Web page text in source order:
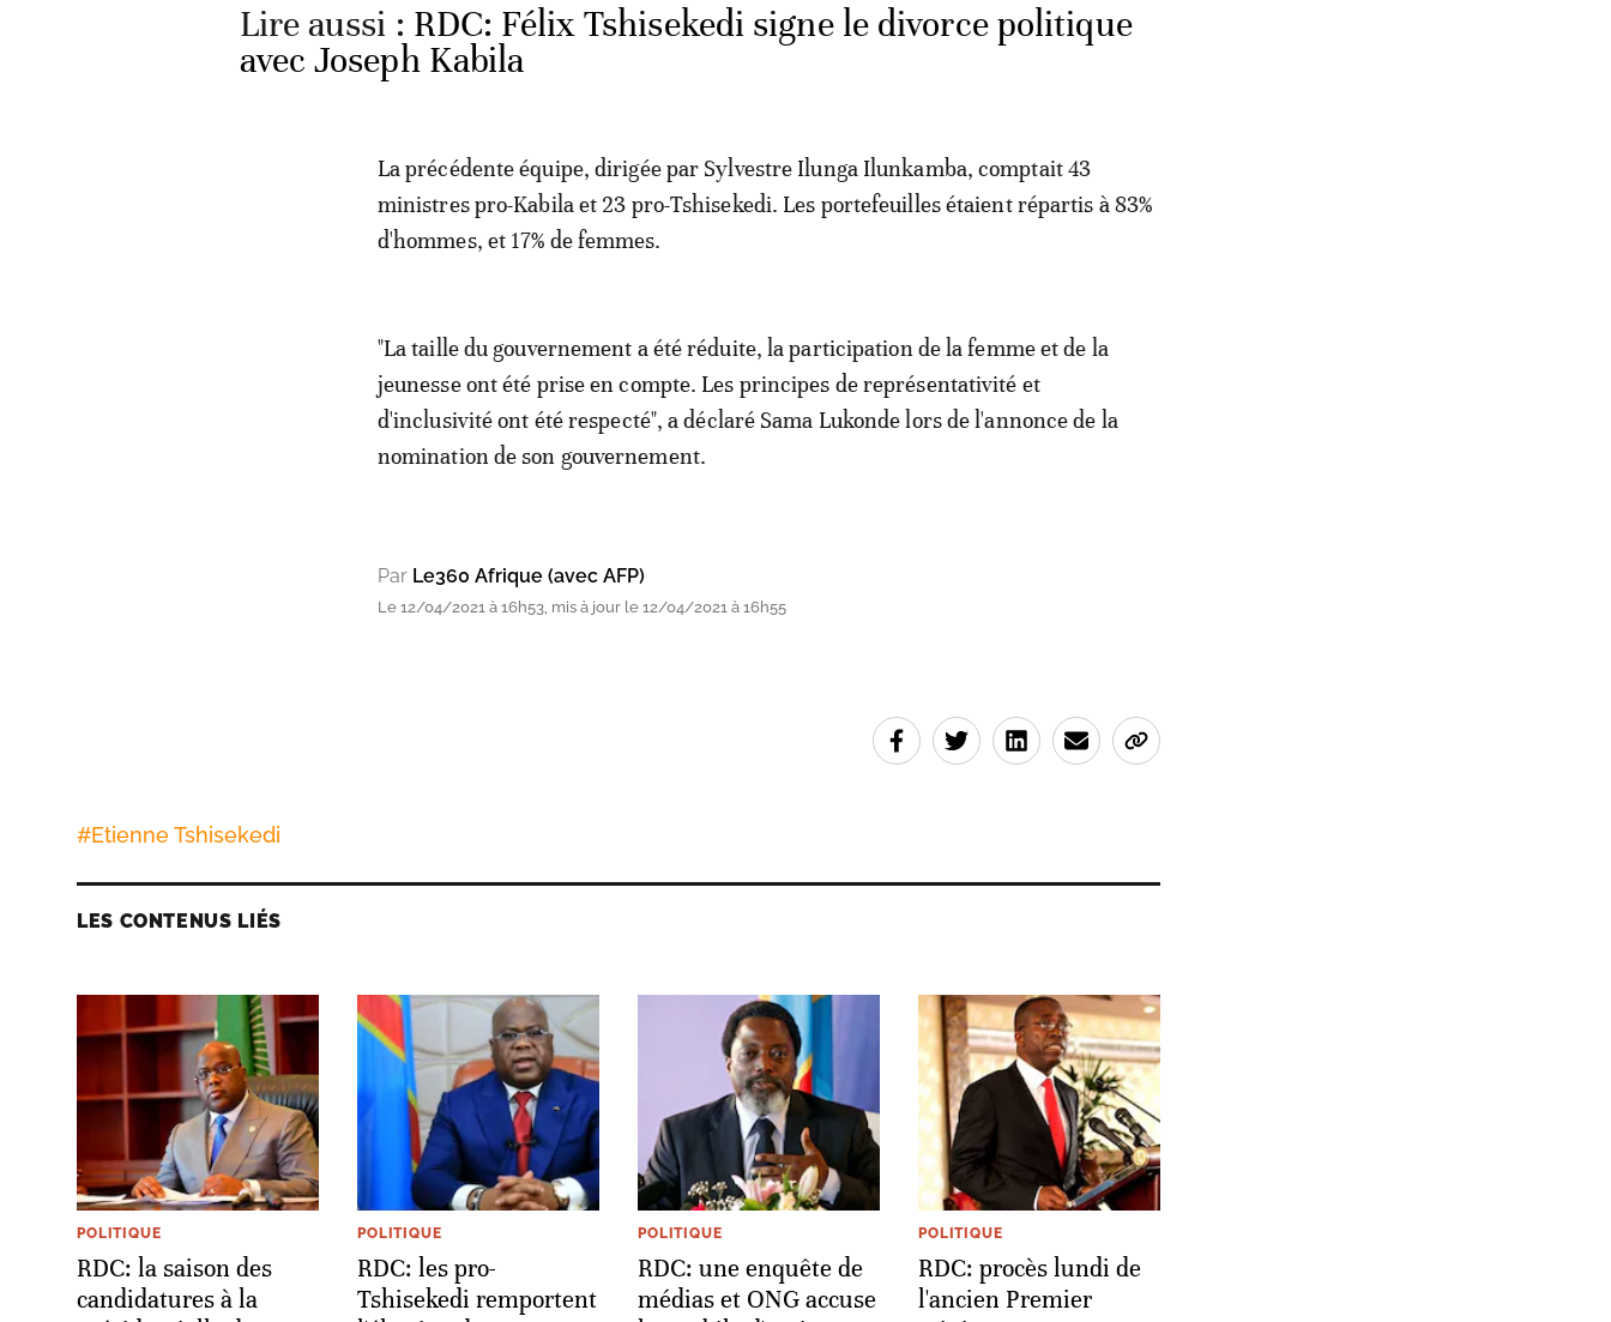
Lire aussi : RDC: Félix Tshisekedi signe le divorce politique
avec Joseph Kabila
La précédente équipe, dirigée par Sylvestre Ilunga Ilunkamba, comptait 43
ministres pro-Kabila et 23 pro-Tshisekedi. Les portefeuilles étaient répartis à 83%
d'hommes, et 17% de femmes.
"La taille du gouvernement a été réduite, la participation de la femme et de la
jeunesse ont été prise en compte. Les principes de représentativité et
d'inclusivité ont été respecté", a déclaré Sama Lukonde lors de l'annonce de la
nomination de son gouvernement.
Par Le360 Afrique (avec AFP)
Le 12/04/2021 à 16h53, mis à jour le 12/04/2021 à 16h55
#Etienne Tshisekedi
LES CONTENUS LIÉS
POLITIQUE
RDC: la saison des
candidatures à la
POLITIQUE
RDC: les pro-
Tshisekedi remportent
POLITIQUE
RDC: une enquête de
médias et ONG accuse
POLITIQUE
RDC: procès lundi de
l'ancien Premier